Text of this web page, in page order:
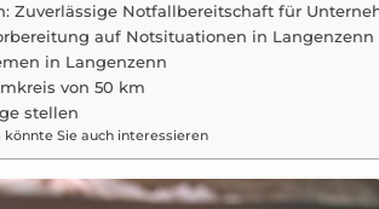
Zuverlässige Notfallbereitschaft für
auf Notsituationen in Langenzenn
in Langenzenn
von 50 km
stellen
könnte Sie auch interessieren